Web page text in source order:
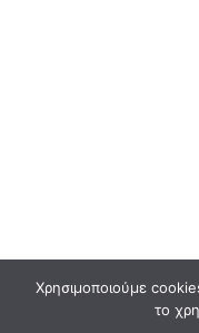
Χρησιμοποιούμε
το